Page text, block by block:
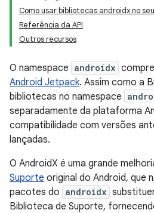
Como usar bibliotecas androidx no
Referência da API
Outros recursos
O namespace androidx
Android Jetpack. Assim como a
bibliotecas no namespace
separadamente da plataforma
compatibilidade com versões
lançadas.
O AndroidX é uma grande
Suporte original do Android, que
pacotes do androidx
Biblioteca de Suporte,